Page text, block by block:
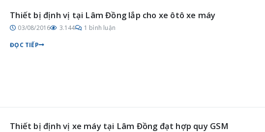
Thiết bị định vị tại Lâm Đồng lắp cho xe ôtô xe máy
03/08/2016 3.144 1 bình luận
ĐỌC TIẾP
Thiết bị định vị xe máy tại Lâm Đồng đạt hợp quy GSM